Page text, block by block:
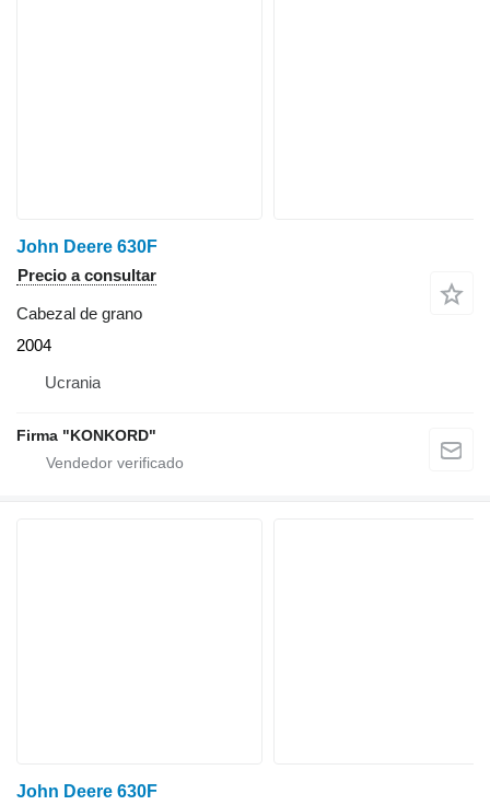
John Deere 630F
Precio a consultar
Cabezal de grano
2004
Ucrania
Firma "KONKORD"
John Deere 630F